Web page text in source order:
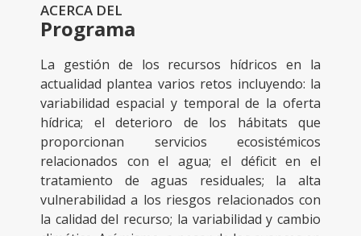
ACERCA DEL
Programa
La gestión de los recursos hídricos en la
actualidad plantea varios retos incluyendo: la
variabilidad espacial y temporal de la oferta
hídrica; el deterioro de los hábitats que
proporcionan servicios ecosistémicos
relacionados con el agua; el déficit en el
tratamiento de aguas residuales; la alta
vulnerabilidad a los riesgos relacionados con
la calidad del recurso; la variabilidad y cambio